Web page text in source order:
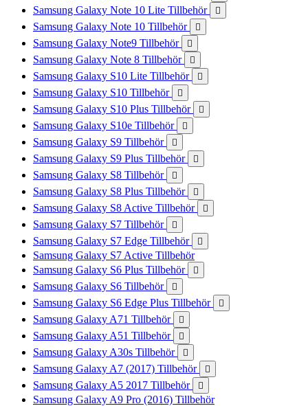
Samsung Galaxy Note 10 Lite Tillbehör 
Samsung Galaxy Note 10 Tillbehör 
Samsung Galaxy Note9 Tillbehör 
Samsung Galaxy Note 8 Tillbehör 
Samsung Galaxy S10 Lite Tillbehör 
Samsung Galaxy S10 Tillbehör 
Samsung Galaxy S10 Plus Tillbehör 
Samsung Galaxy S10e Tillbehör 
Samsung Galaxy S9 Tillbehör 
Samsung Galaxy S9 Plus Tillbehör 
Samsung Galaxy S8 Tillbehör 
Samsung Galaxy S8 Plus Tillbehör 
Samsung Galaxy S8 Active Tillbehör 
Samsung Galaxy S7 Tillbehör 
Samsung Galaxy S7 Edge Tillbehör 
Samsung Galaxy S7 Active Tillbehör
Samsung Galaxy S6 Plus Tillbehör

Samsung Galaxy S6 Tillbehör 
Samsung Galaxy S6 Edge Plus Tillbehör 
Samsung Galaxy A71 Tillbehör 
Samsung Galaxy A51 Tillbehör 
Samsung Galaxy A30s Tillbehör 
Samsung Galaxy A7 (2017) Tillbehör 
Samsung Galaxy A5 2017 Tillbehör 
Samsung Galaxy A9 Pro (2016) Tillbehör